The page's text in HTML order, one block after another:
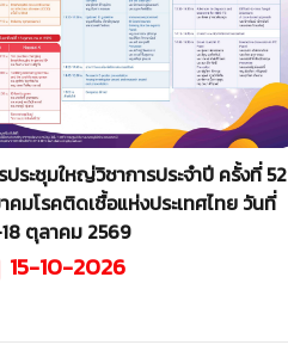
ประชุมใหญ่วิชาการประจำปี ครั้งที่ 52
คมโรคติดเชื้อแห่งประเทศไทย วันที่
ตุลาคม 2569
15-10-2026